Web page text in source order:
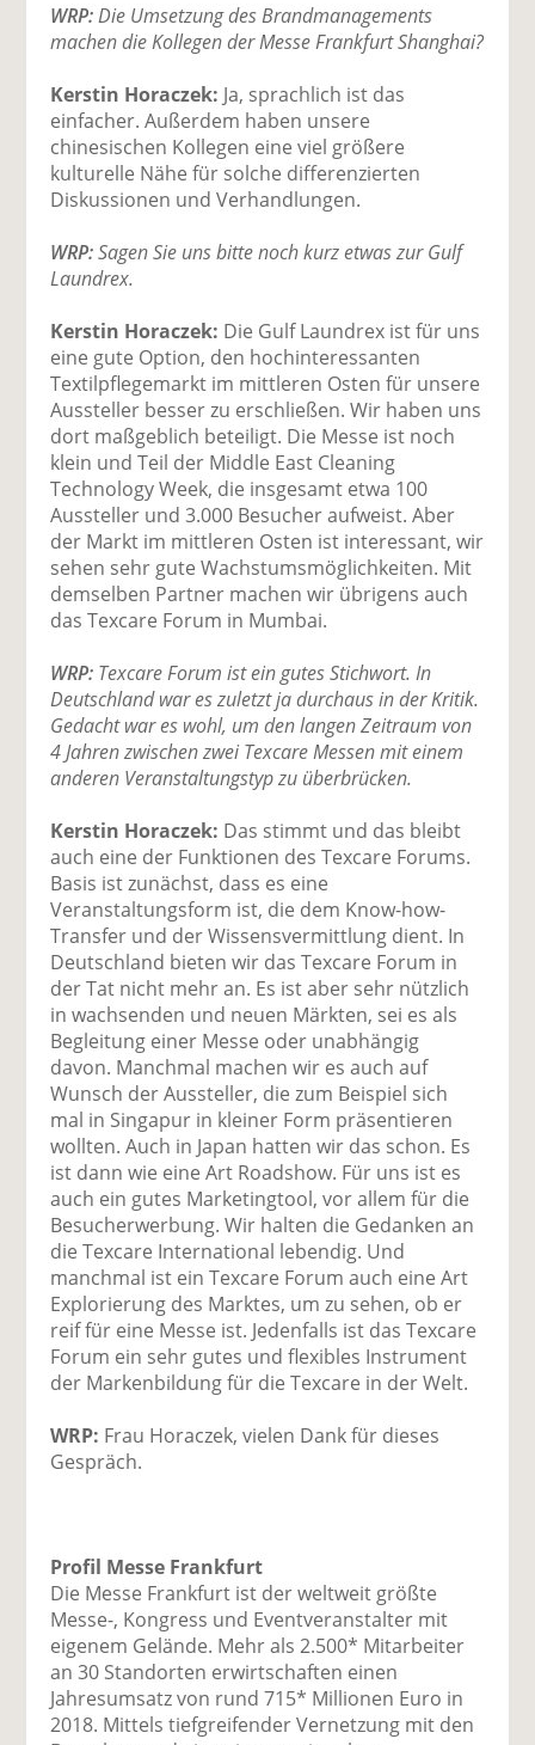
WRP:Die Umsetzung des Brandmanagements
machen die Kollegen der Messe Frankfurt Shanghai?
Kerstin Horaczek: Ja, sprachlich ist das
einfacher. Außerdem haben unsere
chinesischen Kollegen eine viel größere
kulturelle Nähe für solche differenzierten
Diskussionen und Verhandlungen.
WRP:Sagen Sie uns bitte noch kurz etwas zur Gulf
Laundrex.
Kerstin Horaczek: Die Gulf Laundrex ist für uns
eine gute Option, den hochinteressanten
Textilpflegemarkt im mittleren Osten für unsere
Aussteller besser zu erschließen. Wir haben uns
dort maßgeblich beteiligt. Die Messe ist noch
klein und Teil der Middle East Cleaning
Technology Week, die insgesamt etwa 100
Aussteller und 3.000 Besucher aufweist. Aber
der Markt im mittleren Osten ist interessant, wir
sehen sehr gute Wachstumsmöglichkeiten. Mit
demselben Partner machen wir übrigens auch
das Texcare Forum in Mumbai.
WRP: Texcare Forum ist ein gutes Stichwort. In
Deutschland war es zuletzt ja durchaus in der Kritik.
Gedacht war es wohl, um den langen Zeitraum von
4 Jahren zwischen zwei Texcare Messen mit einem
anderen Veranstaltungstyp zu überbrücken.
Kerstin Horaczek: Das stimmt und das bleibt
auch eine der Funktionen des Texcare Forums.
Basis ist zunächst, dass es eine
Veranstaltungsform ist, die dem Know-how-
Transfer und der Wissensvermittlung dient. In
Deutschland bieten wir das Texcare Forum in
der Tat nicht mehr an. Es ist aber sehr nützlich
in wachsenden und neuen Märkten, sei es als
Begleitung einer Messe oder unabhängig
davon. Manchmal machen wir es auch auf
Wunsch der Aussteller, die zum Beispiel sich
mal in Singapur in kleiner Form präsentieren
wollten. Auch in Japan hatten wir das schon. Es
ist dann wie eine Art Roadshow. Für uns ist es
auch ein gutes Marketingtool, vor allem für die
Besucherwerbung. Wir halten die Gedanken an
die Texcare International lebendig. Und
manchmal ist ein Texcare Forum auch eine Art
Explorierung des Marktes, um zu sehen, ob er
reif für eine Messe ist. Jedenfalls ist das Texcare
Forum ein sehr gutes und flexibles Instrument
der Markenbildung für die Texcare in der Welt.
WRP: Frau Horaczek, vielen Dank für dieses
Gespräch.
Profil Messe Frankfurt
Die Messe Frankfurt ist der weltweit größte
Messe-, Kongress und Eventveranstalter mit
eigenem Gelände. Mehr als 2.500* Mitarbeiter
an 30 Standorten erwirtschaften einen
Jahresumsatz von rund 715* Millionen Euro in
2018. Mittels tiefgreifender Vernetzung mit den